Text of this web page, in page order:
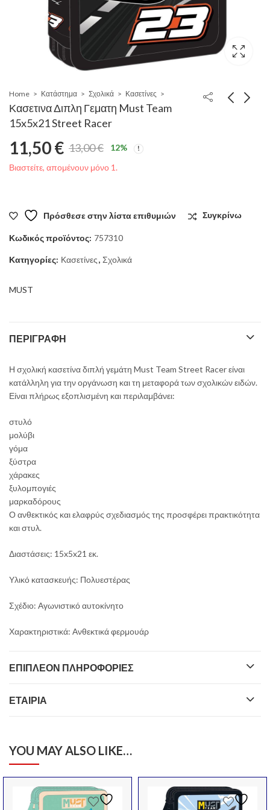
Home Κατάστημα Σχολικά Κασετίνες
Κασετινα Διπλη Γεματη Must Team
15x5x21 Street Racer
13,00€
Original
was:
13,00 €.
11,50€
Η
τιμή
είναι:
11,50 €.
12%
Βιαστείτε, απομένουν μόνο 1.
Πρόσθεσε στην λίστα επιθυμιών Συγκρίνω
Κωδικός προϊόντος: 757310
Κατηγορίες: Κασετίνες, Σχολικά
MUST
ΠΕΡΙΓΡΑΦΉ
Η σχολική κασετίνα διπλή γεμάτη Must Team Street Racer είναι
κατάλληλη για την οργάνωση και τη μεταφορά των σχολικών ειδών.
Είναι πλήρως εξοπλισμένη και περιλαμβάνει:
στυλό
μολύβι
γόμα
ξύστρα
χάρακες
ξυλομπογιές
μαρκαδόρους
Ο ανθεκτικός και ελαφρύς σχεδιασμός της προσφέρει πρακτικότητα
και στυλ.
Διαστάσεις: 15x5x21 εκ.
Υλικό κατασκευής: Πολυεστέρας
Σχέδιο: Αγωνιστικό αυτοκίνητο
Χαρακτηριστικά: Ανθεκτικά φερμουάρ
ΕΠΙΠΛΈΟΝ ΠΛΗΡΟΦΟΡΊΕΣ
ΕΤΑΙΡΊΑ
YOU MAY ALSO LIKE…